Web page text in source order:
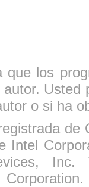
los
o si ha
Intel
Inc.